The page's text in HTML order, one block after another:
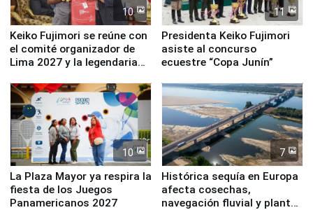
10
Keiko Fujimori se reúne con
el comité organizador de
Lima 2027 y la legendaria
11
Presidenta Keiko Fujimori
asiste al concurso
ecuestre “Copa Junín”
10
La Plaza Mayor ya respira la
fiesta de los Juegos
Panamericanos 2027
7
Histórica sequía en Europa
afecta cosechas,
navegación fluvial y plantas